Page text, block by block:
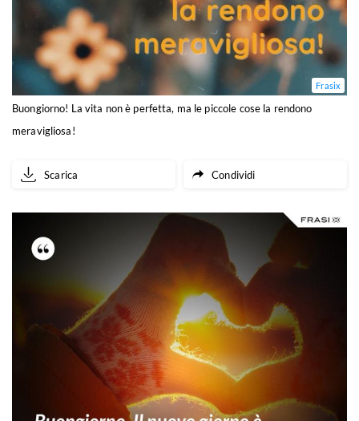
Frasix
Buongiorno! La vita non è perfetta, ma le piccole cose la rendono
meravigliosa!
Scarica Condividi